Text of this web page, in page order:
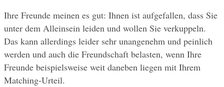
Ihre Freunde meinen es gut: Ihnen ist aufgefallen, dass Sie
unter dem Alleinsein leiden und wollen Sie verkuppeln.
Das kann allerdings leider sehr unangenehm und peinlich
werden und auch die Freundschaft belasten, wenn Ihre
Freunde beispielsweise weit daneben liegen mit Ihrem
Matching-Urteil.